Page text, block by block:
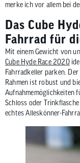
merke ich vor allem bei
Das Cube
Fahrrad für
Mit einem Gewicht von
Cube Hyde Race 2020
Fahrradkeller parken.
Rahmen ist robust und
Aufnahmemöglichkeiten
Schloss oder
echtes Alleskönner-